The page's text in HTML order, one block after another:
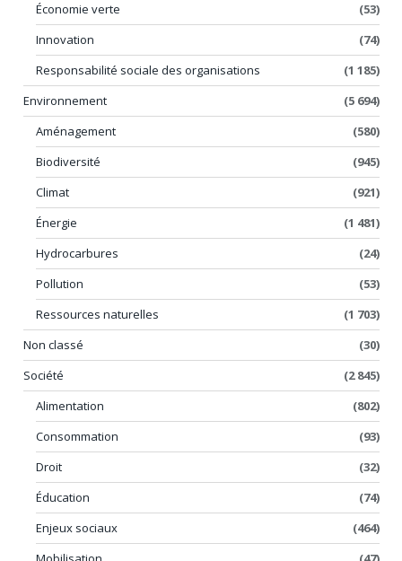
Économie verte
(53)
Innovation
(74)
Responsabilité sociale des organisations
(1 185)
Environnement
(5 694)
Aménagement
(580)
Biodiversité
(945)
Climat
(921)
Énergie
(1 481)
Hydrocarbures
(24)
Pollution
(53)
Ressources naturelles
(1 703)
Non classé
(30)
Société
(2 845)
Alimentation
(802)
Consommation
(93)
Droit
(32)
Éducation
(74)
Enjeux sociaux
(464)